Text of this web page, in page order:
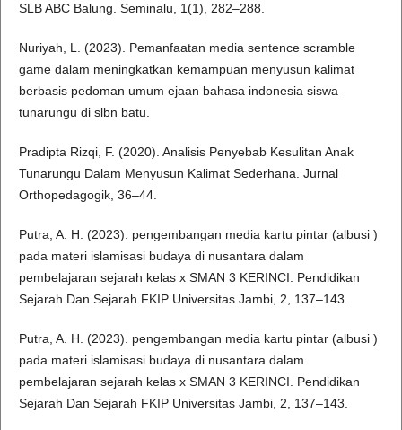
SLB ABC Balung. Seminalu, 1(1), 282–288.
Nuriyah, L. (2023). Pemanfaatan media sentence scramble
game dalam meningkatkan kemampuan menyusun kalimat
berbasis pedoman umum ejaan bahasa indonesia siswa
tunarungu di slbn batu.
Pradipta Rizqi, F. (2020). Analisis Penyebab Kesulitan Anak
Tunarungu Dalam Menyusun Kalimat Sederhana. Jurnal
Orthopedagogik, 36–44.
Putra, A. H. (2023). pengembangan media kartu pintar (albusi )
pada materi islamisasi budaya di nusantara dalam
pembelajaran sejarah kelas x SMAN 3 KERINCI. Pendidikan
Sejarah Dan Sejarah FKIP Universitas Jambi, 2, 137–143.
Putra, A. H. (2023). pengembangan media kartu pintar (albusi )
pada materi islamisasi budaya di nusantara dalam
pembelajaran sejarah kelas x SMAN 3 KERINCI. Pendidikan
Sejarah Dan Sejarah FKIP Universitas Jambi, 2, 137–143.